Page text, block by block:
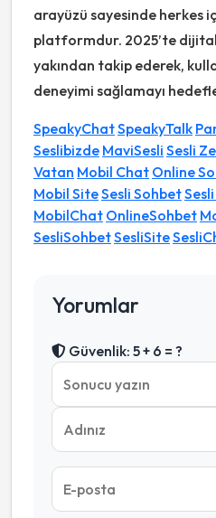
arayüzü sayesinde herkes
platformdur. 2025’te
yakından takip ederek,
deneyimi sağlamayı
SpeakyChatSpeakyTalk
Seslibizde MaviSesli Sesli
Vatan Mobil Chat Online
Mobil SiteSesli Sohbet
MobilChat OnlineSohbet
SesliSohbetSesliSite
Yorumlar
Güvenlik: 5 + 6 = ?